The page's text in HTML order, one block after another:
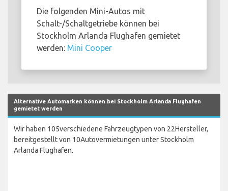
Die folgenden Mini-Autos mit
Schalt-/Schaltgetriebe können bei
Stockholm Arlanda Flughafen gemietet
werden: Mini Cooper
Alternative Automarken können bei Stockholm Arlanda Flughafen
gemietet werden
Wir haben 105verschiedene Fahrzeugtypen von 22Hersteller,
bereitgestellt von 10Autovermietungen unter Stockholm
Arlanda Flughafen.